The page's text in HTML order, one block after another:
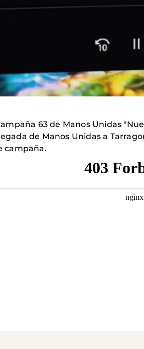
63 de Manos Unidas
de Manos Unidas a
campaña.